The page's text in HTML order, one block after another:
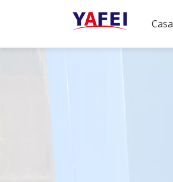
Casa